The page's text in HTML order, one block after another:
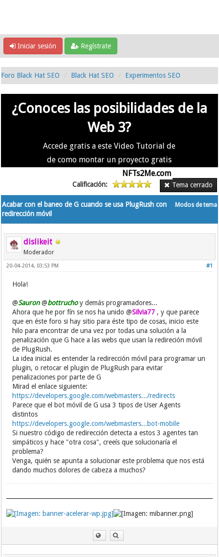
Iniciar sesión Regístrate
Foro Black Hat SEO Black Hat SEO Experimentos SEO
¿Conoces las posibilidades de la
Web 3?
Accede gratis a este Video Tutorial de
de como montar un proyecto gratis
NFTs2Me.com
Tema cerrado
Calificación:
Modos de tema
Acabar con el baneo de G cuando se usa PlugRush con
redirección móvil
dislikeit
Moderador
#1
20-04-2014, 03:53 PM
Hola!
@Sauron@bottruchoy demás programadores...
Ahora que he por fín se nos ha unido @Silvia77 , y que parece
que en éste foro si hay sitio para éste tipo de cosas, inicio este
hilo para encontrar de una vez por todas una solución a la
penalización que G hace a las webs que usan la redireción móvil
de PlugRush.
La idea inicial es entender la redirección móvil para programar un
plugin, o retocar el plugin de PlugRush para evitar
penalizaciones por parte de G
Mirad el enlace siguiente:
https://developers.google.com/webmasters.../redirects
Parece que el bot móvil de G usa 3 tipos de User Agents
distintos
https://developers.google.com/webmasters...bot-mobile
Si nuestro código de redirección detecta a estos 3 agentes tan
simpáticos y hace "otra cosa", creeís que solucionaría el
problema?
Venga, quién se apunta a solucionar este problema que nos está
dando muchos dolores de cabeza a muchos?